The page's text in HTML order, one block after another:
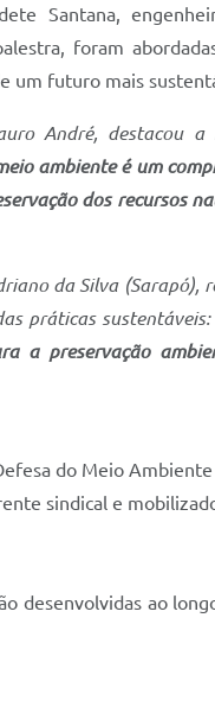
Santana,
foram
um futuro mais
André, destacou
ambiente é um
dos recursos
da Silva (Sarapó),
práticas sustentáveis:
a preservação
do Meio
sindical e
desenvolvidas ao